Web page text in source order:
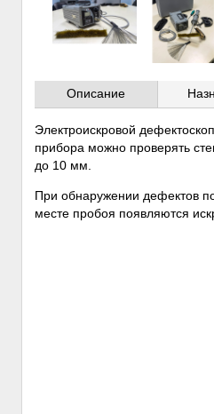
Описание
Электроискровой
прибора можно проверять
до 10 мм.
При обнаружении дефектов
месте пробоя появляются